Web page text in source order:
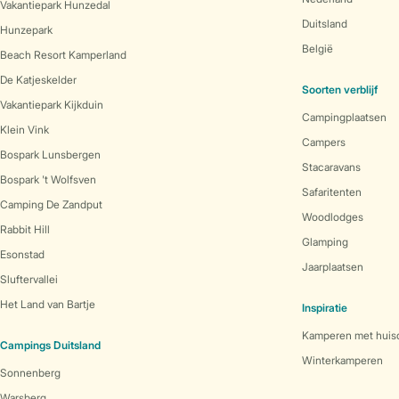
Vakantiepark Hunzedal
Hunzepark
Beach Resort Kamperland
De Katjeskelder
Vakantiepark Kijkduin
Klein Vink
Bospark Lunsbergen
Bospark 't Wolfsven
Camping De Zandput
Rabbit Hill
Esonstad
Sluftervallei
Het Land van Bartje
Campings Duitsland
Sonnenberg
Duitsland
België
Soorten verblijf
Campingplaatsen
Campers
Stacaravans
Safaritenten
Woodlodges
Glamping
Jaarplaatsen
Inspiratie
Kamperen met
Winterkamperen